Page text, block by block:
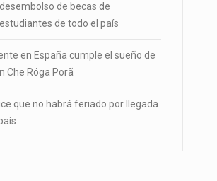
de becas de
de todo el país
en España cumple el sueño de
Che Róga Porã
que no habrá feriado por llegada